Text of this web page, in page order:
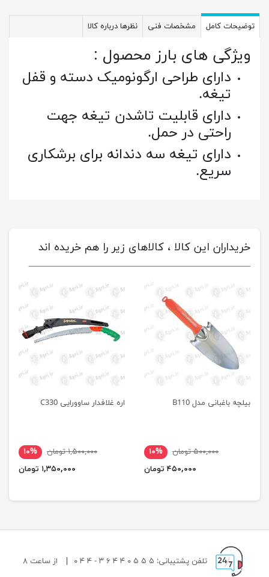
توضیحات کامل مشخصات فنی نظرها درباره کالا
ویژگی های بارز محصول :
دارای طراحی ارگونومیک دسته و قفل
تیغه.
دارای قابلیت تاشدن تیغه جهت
راحتی در حمل.
دارای تیغه سه دندانه برای برشکاری
سریع.
خریداران این کالا ، کالاهای زیر را هم خریده اند
بیلچه باغبانی مدل B110
۵۰۰,۰۰۰ تومان
۱۰%
۴۵۰,۰۰۰ تومان
اره غلافدار ساوورایی C330
۱,۵۰۰,۰۰۰ تومان
۱۰%
۱,۳۵۰,۰۰۰ تومان
تلفن پشتیبانی: ۵ ۵ ۵ ۰ ۴ ۴ ۶ ۳ - ۴ ۴ ۰ | از ساعت ۸